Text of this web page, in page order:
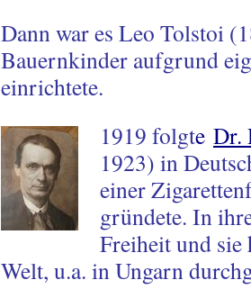
Dann war es Leo Tolstoi
Bauernkinder aufgrund
einrichtete.
1919 folgte Dr.
1923) in
einer
gründete. In
Freiheit und sie
Welt, u.a. in Ungarn